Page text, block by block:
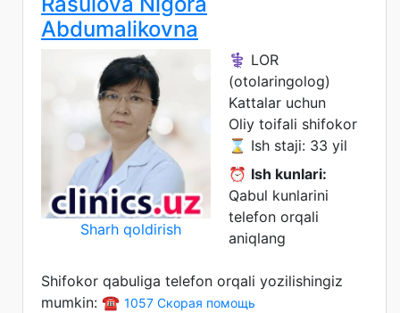
Abdumalikovna
Sharh qoldirish
⚕️ LOR
(otolaringolog)
Kattalar uchun
Oliy toifali shifokor
⌛ Ish staji: 33 yil
⏰ Ish kunlari:
Qabul kunlarini
telefon orqali
aniqlang
Shifokor qabuliga telefon orqali yozilishingiz
mumkin: ☎️ 1057 Скорая помощь